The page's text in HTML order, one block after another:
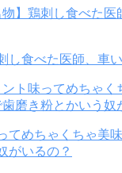
し食べた医師、車
てめちゃくちゃ美
がいるの？